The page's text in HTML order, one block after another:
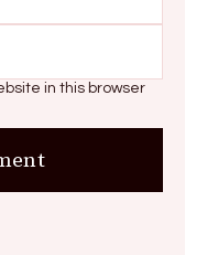
in this browser